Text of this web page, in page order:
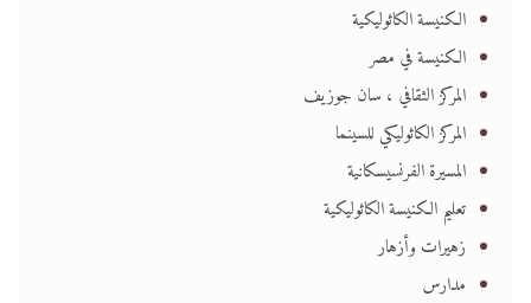
الكنيسة الكاثوليكية
الكنيسة في مصر
المركز الثقافي ، سان جوزيف
المركز الكاثوليكي للسينما
المسيرة الفرنسيسكانية
تعليم الكنيسة الكاثوليكية
زهيرات وأزهار
مدارس